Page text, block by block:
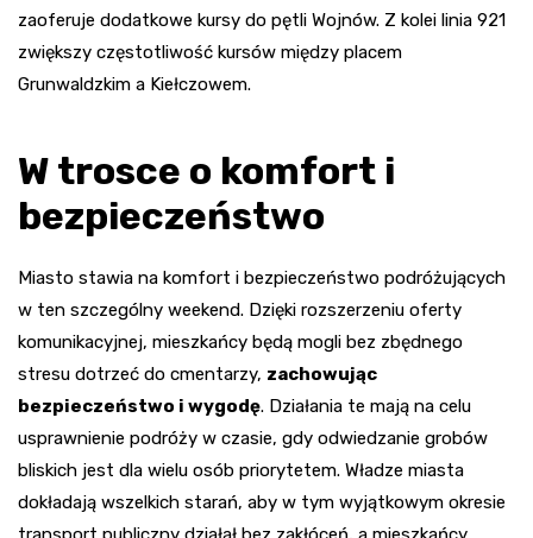
zaoferuje dodatkowe kursy do pętli Wojnów. Z kolei linia 921
zwiększy częstotliwość kursów między placem
Grunwaldzkim a Kiełczowem.
W trosce o komfort i
bezpieczeństwo
Miasto stawia na komfort i bezpieczeństwo podróżujących
w ten szczególny weekend. Dzięki rozszerzeniu oferty
komunikacyjnej, mieszkańcy będą mogli bez zbędnego
stresu dotrzeć do cmentarzy, zachowując
bezpieczeństwo i wygodę. Działania te mają na celu
usprawnienie podróży w czasie, gdy odwiedzanie grobów
bliskich jest dla wielu osób priorytetem. Władze miasta
dokładają wszelkich starań, aby w tym wyjątkowym okresie